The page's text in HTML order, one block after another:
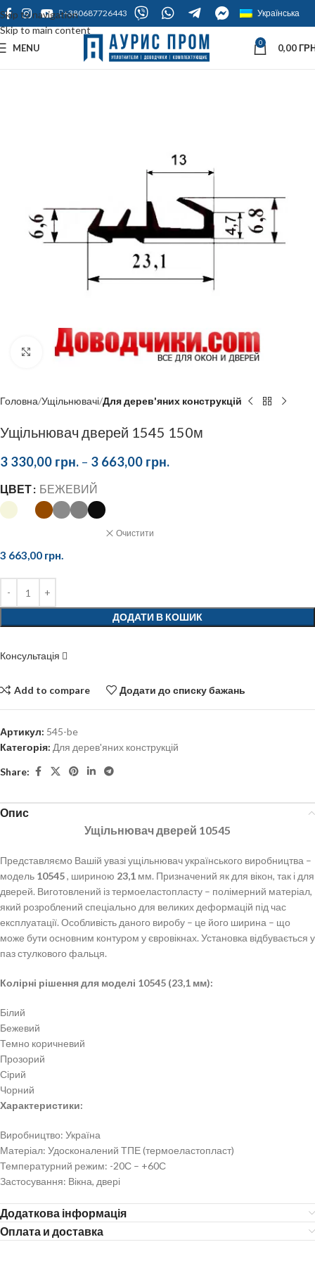
Skip to navigation
Skip to main content
+380687726443 Українська
MENU 0 0,00
Click to enlarge
Головна Ущільнювачі Для дерев'яних конструкцій
Ущільнювач дверей 1545 150м
3 330,00 грн. – 3 663,00 грн.
ЦВЕТ БЕЖЕВИЙ
Очистити
3 663,00 грн.
ДОДАТИ В КОШИК
Консультація
Add to compare Додати до списку бажань
Артикул: 545-be
Категорія: Для дерев'яних конструкцій
Share:
Опис
Ущільнювач дверей 10545
Представляємо Вашій увазі ущільнювач українського виробництва –
модель 10545, шириною 23,1 мм. Призначений як для вікон, так і для
дверей. Виготовлений із термоеластопласту – полімерний матеріал,
який розроблений спеціально для великих деформацій під час
експлуатації. Особливість даного виробу – це його ширина – що
може бути основним контуром у євровікнах. Установка відбувається у
паз стулкового фальця.
Колірні рішення для моделі 10545 (23,1 мм):
Білий
Бежевий
Темно коричневий
Прозорий
Сірий
Чорний
Характеристики:
Виробництво: Україна
Матеріал: Удосконалений ТПЕ (термоеластопласт)
Температурний режим: -20С – +60С
Застосування: Вікна, двері
Додаткова інформація
Оплата и доставка